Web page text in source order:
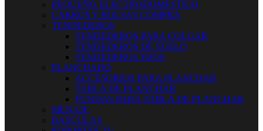
PEQUEÑO ELECTRODOMESTICO
CARROS Y BOLSAS COMPRA
TENDEDEROS
TENDEDEROS PARA COLGAR
TENDEDEROS DE SUELO
TENDEDEROS FIJOS
PLANCHADO
ACCESORIOS PARA PLANCHAR
TABLA DE PLANCHAR
FUNDAS PARA TABLA DE PLANCHAR
MENAJE
BASCULAS